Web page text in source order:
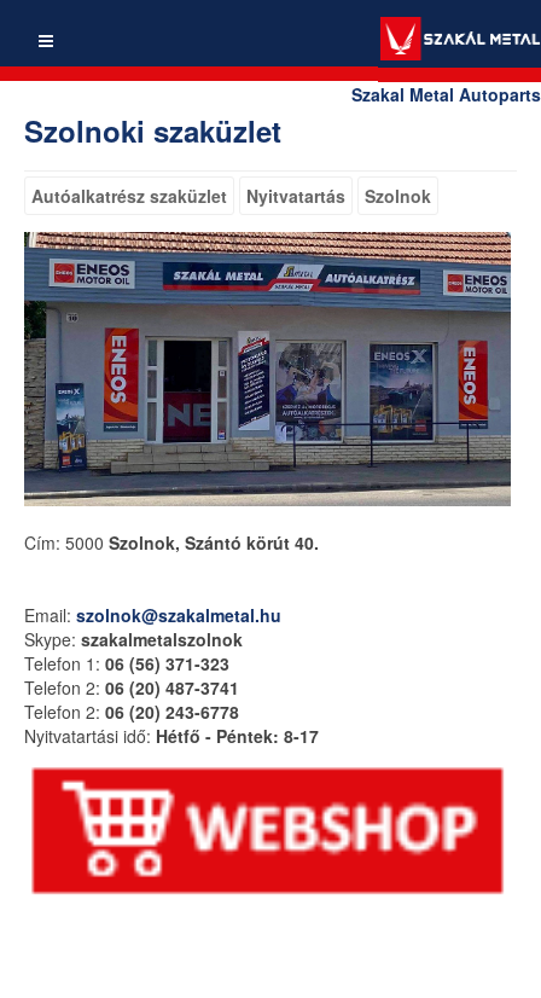
Szakal Metal Autoparts
Szolnoki szaküzlet
Autóalkatrész szaküzlet Nyitvatartás Szolnok
Cím: 5000 Szolnok, Szántó körút 40.
Email: szolnok@szakalmetal.hu
Skype: szakalmetalszolnok
Telefon 1: 06 (56) 371-323
Telefon 2: 06 (20) 487-3741
Telefon 2: 06 (20) 243-6778
Nyitvatartási idő: Hétfő - Péntek: 8-17